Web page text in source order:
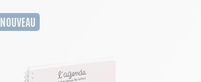
NOUVEAU